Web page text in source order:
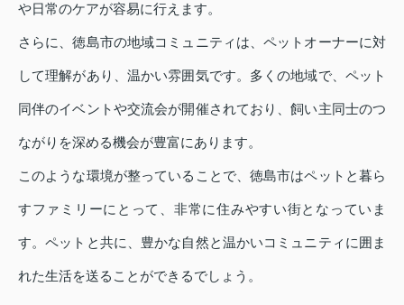
や日常のケアが容易に行えます。
さらに、徳島市の地域コミュニティは、ペットオーナーに対
して理解があり、温かい雰囲気です。多くの地域で、ペット
同伴のイベントや交流会が開催されており、飼い主同士のつ
ながりを深める機会が豊富にあります。
このような環境が整っていることで、徳島市はペットと暮ら
すファミリーにとって、非常に住みやすい街となっていま
す。ペットと共に、豊かな自然と温かいコミュニティに囲ま
れた生活を送ることができるでしょう。